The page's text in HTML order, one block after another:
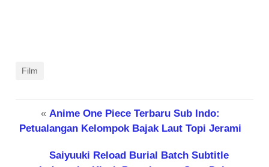
Film
« Anime One Piece Terbaru Sub Indo:
Petualangan Kelompok Bajak Laut Topi Jerami
Saiyuuki Reload Burial Batch Subtitle